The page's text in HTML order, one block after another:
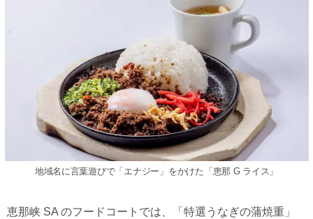
地域名に⾔葉遊びで「エナジー」をかけた「恵那 G ライス」
恵那峡 SA のフードコートでは、「特選うなぎの蒲焼重」